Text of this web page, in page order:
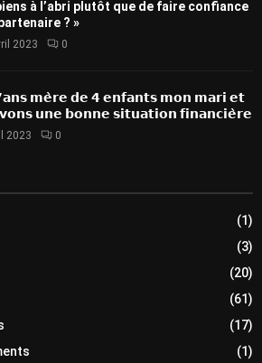
à l’abri plutôt que de faire confiance
? »
2023 0
𝗺𝗲̀𝗿𝗲 𝗱𝗲 𝟰 𝗲𝗻𝗳𝗮𝗻𝘁𝘀 𝗺𝗼𝗻 𝗺𝗮𝗿𝗶 𝗲𝘁
𝘂𝗻𝗲 𝗯𝗼𝗻𝗻𝗲 𝘀𝗶𝘁𝘂𝗮𝘁𝗶𝗼𝗻 𝗳𝗶𝗻𝗮𝗻𝗰𝗶𝗲̀𝗿𝗲
2023 0
(1)
(3)
(20)
(61)
(17)
(1)